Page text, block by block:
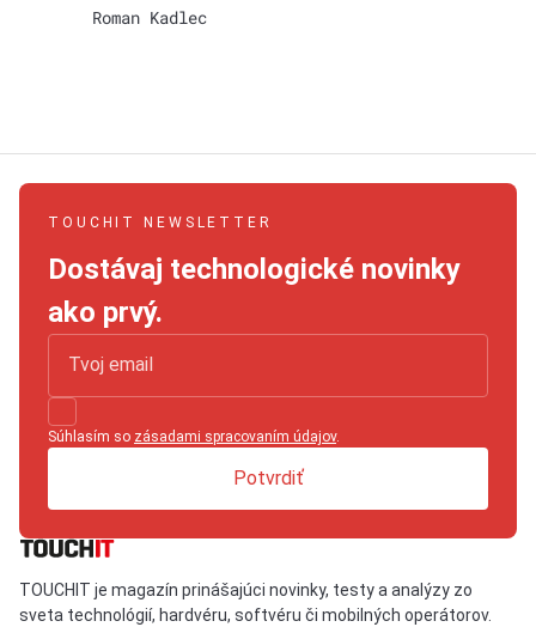
Roman Kadlec
TOUCHIT NEWSLETTER
Dostávaj technologické novinky
ako prvý.
Súhlasím so zásadami spracovaním údajov.
Potvrdiť
TOUCHIT je magazín prinášajúci novinky, testy a analýzy zo
sveta technológií, hardvéru, softvéru či mobilných operátorov.